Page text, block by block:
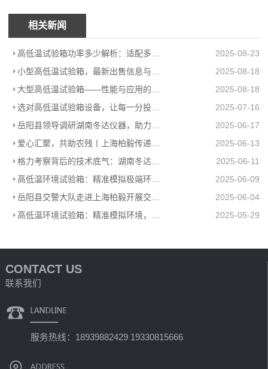
相关新闻
2025-08-23
2025-08-18
2025-08-18
选对高低温试验箱设备，让每一分投入都值得
2025-07-16
2025-06-17
2025-06-13
格力考察背后的技术底气：湖南冬达高低温环境试验箱赋能工业检测
2025-06-11
高低温环境试验箱：精准模拟极端环境，助力产品品质升级
2025-06-09
2025-06-04
2025-05-29
CONTACT US
联系我们
服务热线：18939882429 19330815666